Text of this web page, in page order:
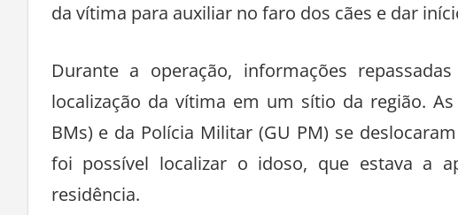
da vítima para auxiliar no faro dos cães e dar
Durante a operação, informações
localização da vítima em um sítio da região.
BMs) e da Polícia Militar (GU PM) se
foi possível localizar o idoso, que estava a
residência.